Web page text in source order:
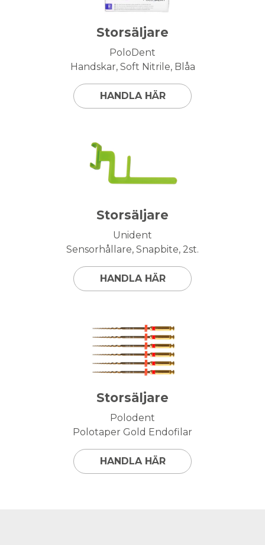
Storsäljare
PoloDent
Handskar, Soft Nitrile, Blåa
HANDLA HÄR
Storsäljare
Unident
Sensorhållare, Snapbite, 2st.
HANDLA HÄR
Storsäljare
Polodent
Polotaper Gold Endofilar
HANDLA HÄR